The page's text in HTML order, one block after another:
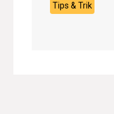
Tips & Trik